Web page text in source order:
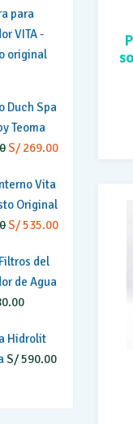
para
VITA -
original
Duch Spa
Teoma
El
original
era:
S/ 350.00.
S/ 269.00El
S/ 269.00.
Vita
Original
El
original
era:
S/ 600.00.
S/535.00El
del
de Agua
Hidrolit
S/590.00